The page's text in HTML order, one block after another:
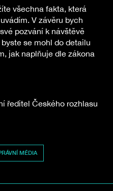
všechna fakta, která
V závěru bych
pozvání k návštěvě
se mohl do detailu
jak naplňuje dle zákona
ředitel Českého rozhlasu
MÉDIA